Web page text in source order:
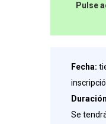
Pulse
Fecha:
Se